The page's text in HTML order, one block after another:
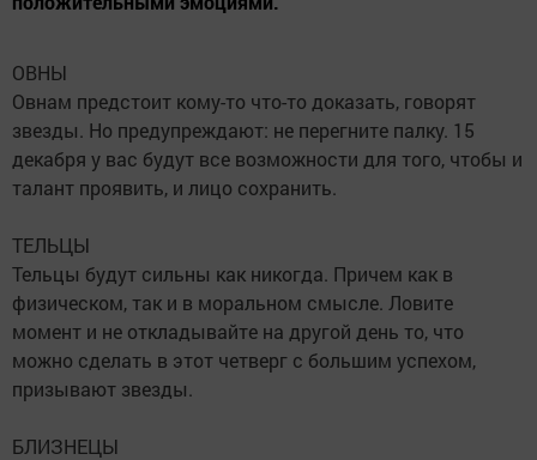
ОВНЫ
Овнам предстоит кому-то что-то доказать, говорят
звезды. Но предупреждают: не перегните палку. 15
декабря у вас будут все возможности для того, чтобы и
талант проявить, и лицо сохранить.
ТЕЛЬЦЫ
Тельцы будут сильны как никогда. Причем как в
физическом, так и в моральном смысле. Ловите
момент и не откладывайте на другой день то, что
можно сделать в этот четверг с большим успехом,
призывают звезды.
БЛИЗНЕЦЫ